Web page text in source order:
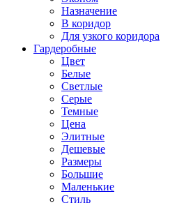
Назначение
В коридор
Для узкого коридора
Гардеробные
Цвет
Белые
Светлые
Серые
Темные
Цена
Элитные
Дешевые
Размеры
Большие
Маленькие
Стиль